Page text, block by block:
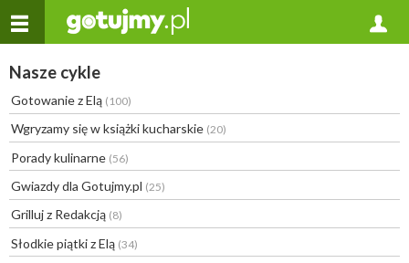
Nasze cykle
Gotowanie z Elą (100)
Wgryzamy się w książki kucharskie (20)
Porady kulinarne (56)
Gwiazdy dla Gotujmy.pl (25)
Grilluj z Redakcją (8)
Słodkie piątki z Elą (34)